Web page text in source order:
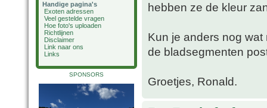
Handige pagina's
Exoten adressen
Veel gestelde vragen
Hoe foto's uploaden
Richtlijnen
Disclaimer
Link naar ons
Links
SPONSORS
hebben ze de kleur
Kun je anders nog
de bladsegmenten
Groetjes, Ronald.